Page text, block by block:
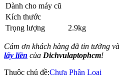
Dành cho máy cũ
Kích thước
Trọng lượng
2.9kg
Cám ơn khách hàng đã tin tưởng
lấy liền của Dichvulaptophcm!
Thuộc chủ đề:Chưa Phân Loại